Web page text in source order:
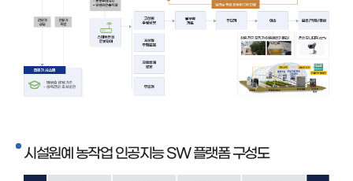
시설원예 농작업 인공지능 SW 플랫폼 구성도